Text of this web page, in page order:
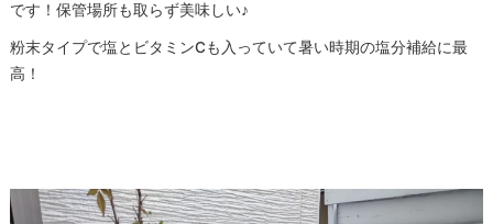
です！保管場所も取らず美味しい♪
粉末タイプで塩とビタミンCも入っていて暑い時期の塩分補給に最
高！